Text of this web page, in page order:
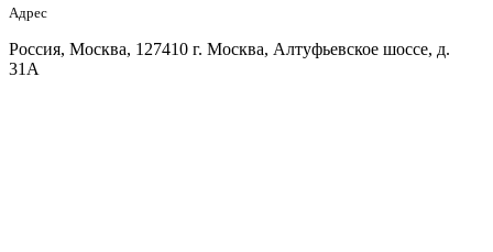
Адрес
Россия, Москва, 127410 г. Москва, Алтуфьевское шоссе, д.
31А